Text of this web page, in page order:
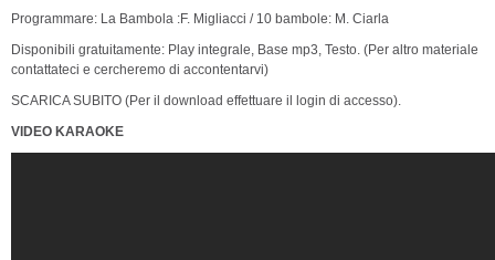
Programmare: La Bambola :F. Migliacci / 10 bambole: M. Ciarla
Disponibili gratuitamente: Play integrale, Base mp3, Testo. (Per altro materiale
contattateci e cercheremo di accontentarvi)
SCARICA SUBITO (Per il download effettuare il login di accesso).
VIDEO KARAOKE